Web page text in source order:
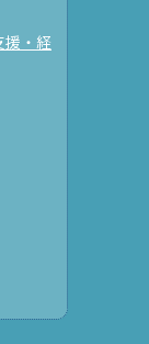
援・経